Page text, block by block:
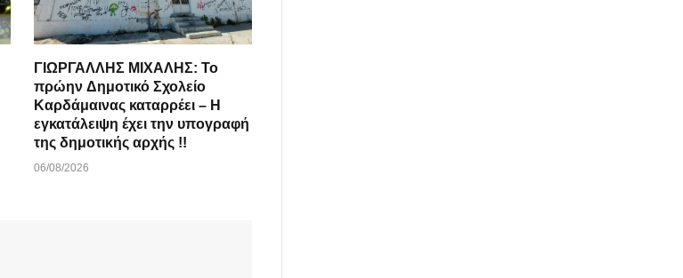
ΓΙΩΡΓΑΛΛΗΣ ΜΙΧΑΛΗΣ: Το
πρώην Δημοτικό Σχολείο
Καρδάμαινας καταρρέει – Η
εγκατάλειψη έχει την υπογραφή
της δημοτικής αρχής !!
06/08/2026